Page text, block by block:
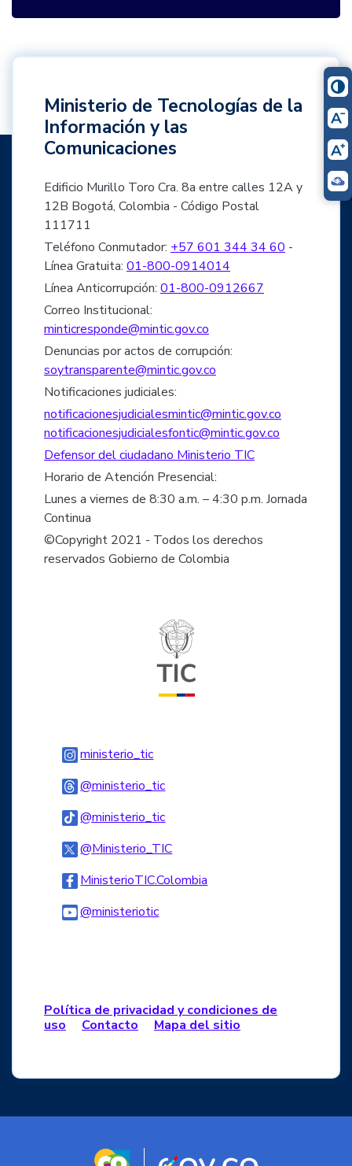
Ministerio de Tecnologías de la
Información y las
Comunicaciones
Edificio Murillo Toro Cra. 8a entre calles 12A y
12B Bogotá, Colombia - Código Postal
111711
Teléfono Conmutador: +57 601 344 34 60 -
Línea Gratuita: 01-800-0914014
Línea Anticorrupción: 01-800-0912667
Correo Institucional:
minticresponde@mintic.gov.co
Denuncias por actos de corrupción:
soytransparente@mintic.gov.co
Notificaciones judiciales:
notificacionesjudicialesmintic@mintic.gov.co
notificacionesjudicialesfontic@mintic.gov.co
Defensor del ciudadano Ministerio TIC
Horario de Atención Presencial:
Lunes a viernes de 8:30 a.m. – 4:30 p.m. Jornada
Continua
©Copyright 2021 - Todos los derechos
reservados Gobierno de Colombia
ministerio_ticLogo Instagram
@ministerio_ticLogo Threads
@ministerio_ticLogo Tiktok
@Ministerio_TICLogo Twitter
MinisterioTIC.Colombia
@ministerioticLogo Youtube
Política de privacidad y condiciones de
uso
Contacto Mapa del sitio
Logo marca Colombia